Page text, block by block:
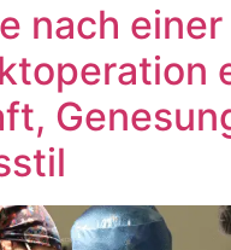
nach einer